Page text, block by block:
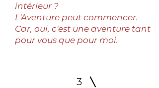
intérieur ?
L'Aventure peut commencer.
Car, oui, c'est une aventure tant
pour vous que pour moi.
3